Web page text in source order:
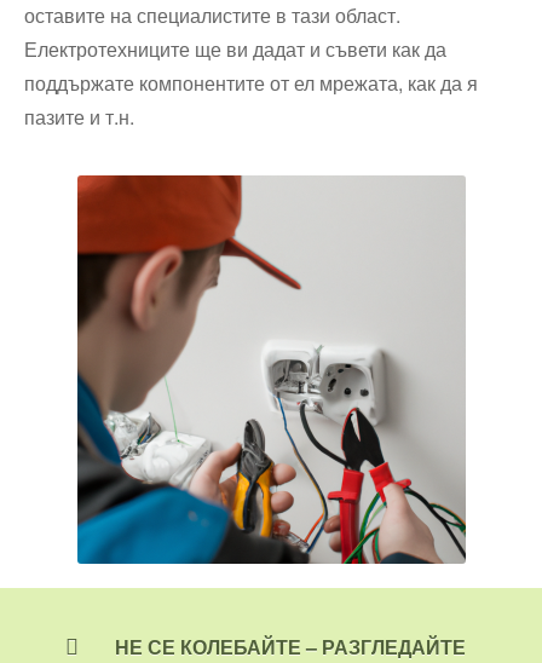
оставите на специалистите в тази област.
Електротехниците ще ви дадат и съвети как да
поддържате компонентите от ел мрежата, как да я
пазите и т.н.
НЕ СЕ КОЛЕБАЙТЕ – РАЗГЛЕДАЙТЕ